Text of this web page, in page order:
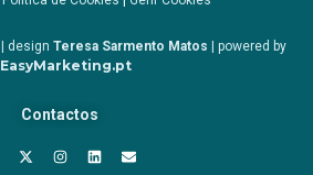
| design Teresa Sarmento Matos | powered by
EasyMarketing.pt
Contactos